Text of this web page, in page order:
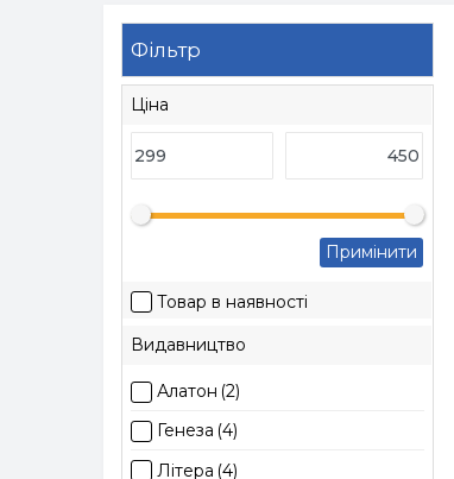
Фільтр
Ціна
Примінити
Товар в наявності
Видавництво
Алатон (2)
Генеза (4)
Літера (4)